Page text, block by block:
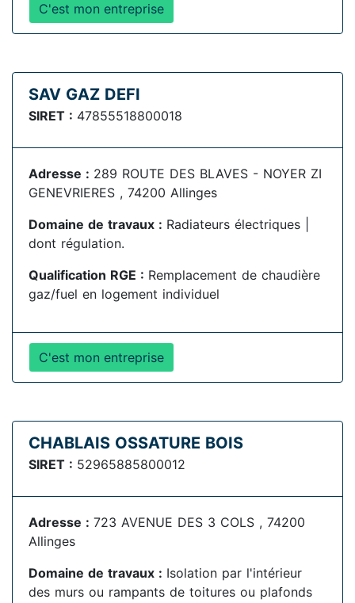
C'est mon entreprise
SAV GAZ DEFI
SIRET : 47855518800018
Adresse : 289 ROUTE DES BLAVES - NOYER ZI
GENEVRIERES , 74200 Allinges
Domaine de travaux : Radiateurs électriques |
dont régulation.
Qualification RGE : Remplacement de chaudière
gaz/fuel en logement individuel
C'est mon entreprise
CHABLAIS OSSATURE BOIS
SIRET : 52965885800012
Adresse : 723 AVENUE DES 3 COLS , 74200
Allinges
Domaine de travaux : Isolation par l'intérieur
des murs ou rampants de toitures ou plafonds